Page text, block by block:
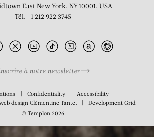
Suite Carnac
East New York, NY 10001, USA
Tél. +1 212 922 3745
à notre newsletter
Confidentiality
Accessibility
design Clémentine Tantet DevelopmentGrid
© Templon 2026